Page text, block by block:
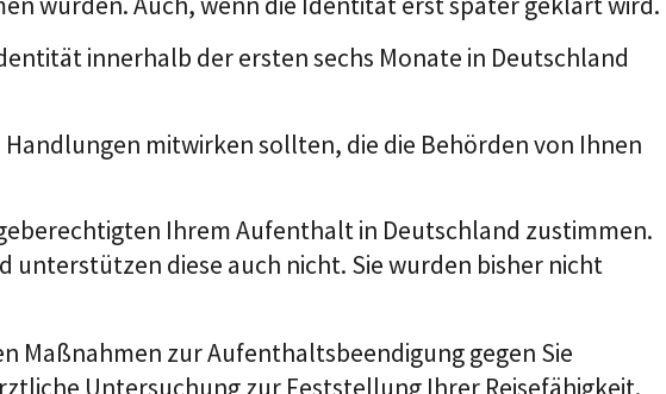
innerhalb der ersten sechs Monate in Deutschland
mitwirken sollten, die die Behörden von Ihnen
Ihrem Aufenthalt in Deutschland zustimmen.
unterstützen diese auch nicht. Sie wurden bisher nicht
Maßnahmen zur Aufenthaltsbeendigung gegen Sie